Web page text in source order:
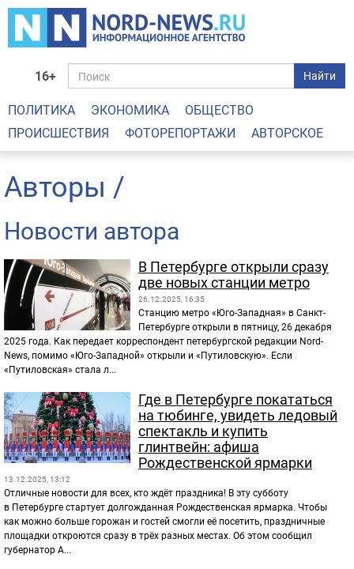
16+ Найти
ПОЛИТИКА ЭКОНОМИКА
ОБЩЕСТВО
ПРОИСШЕСТВИЯ
ФОТОРЕПОРТАЖИ АВТОРСКОЕ
Авторы /
Новости автора
В Петербурге открыли сразу
две новых станции метро
26.12.2025, 16:35
Станцию метро «Юго-Западная» в Санкт-
Петербурге открыли в пятницу, 26 декабря
2025 года. Как передает корреспондент петербургской редакции Nord-
News, помимо «Юго-Западной» открыли и «Путиловскую». Если
«Путиловская» стала л...
Где в Петербурге покататься
на тюбинге, увидеть ледовый
спектакль и купить
глинтвейн: афиша
Рождественской ярмарки
13.12.2025, 13:12
Отличные новости для всех, кто ждёт праздника! В эту субботу
в Петербурге стартует долгожданная Рождественская ярмарка. Чтобы
как можно больше горожан и гостей смогли её посетить, праздничные
площадки откроются сразу в трёх разных местах. Об этом сообщил
губернатор А...